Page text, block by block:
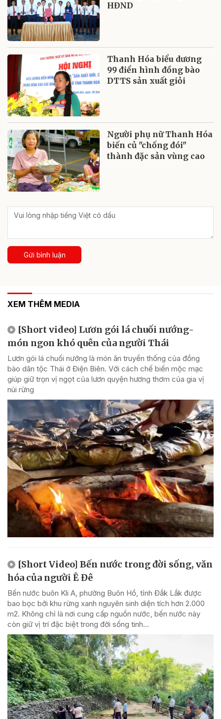
HĐND
Thanh Hóa biểu dương
99 điển hình đồng bào
DTTS sản xuất giỏi
Người phụ nữ Thanh Hóa
biến củ "chống đói"
thành đặc sản vùng cao
Gửi bình luận
XEM THÊM MEDIA
[Short video] Lươn gói lá chuối nướng-
món ngon khó quên của người Thái
Lươn gói lá chuối nướng là món ăn truyền thống của đồng
bào dân tộc Thái ở Điện Biên. Với cách chế biến mộc mạc
giúp giữ trọn vị ngọt của lươn quyện hương thơm của gia vị
núi rừng
[Short Video] Bến nước trong đời sống, văn
hóa của người Ê Đê
Bến nước buôn Kli A, phường Buôn Hồ, tỉnh Đắk Lắk được
bao bọc bởi khu rừng xanh nguyên sinh diện tích hơn 2.000
m2. Không chỉ là nơi cung cấp nguồn nước, bến nước này
còn giữ vị trí đặc biệt trong đời sống tinh...